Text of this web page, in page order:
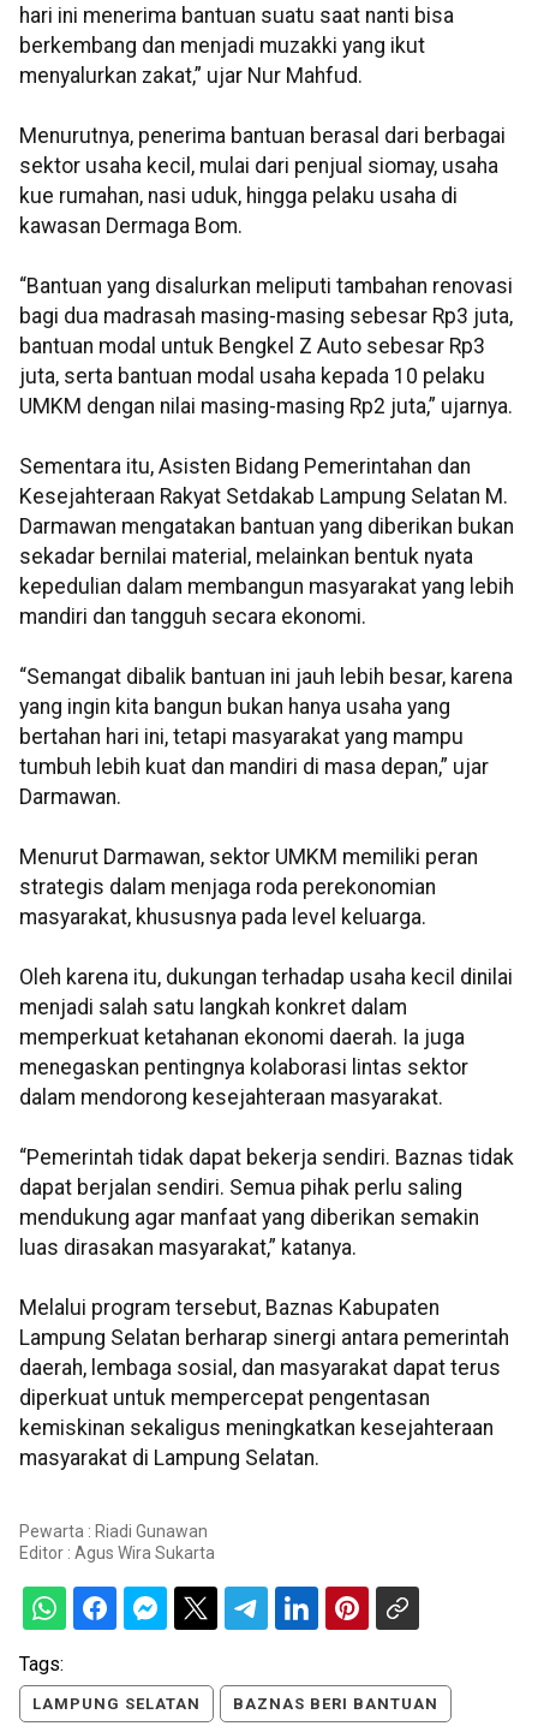
hari ini menerima bantuan suatu saat nanti bisa
berkembang dan menjadi muzakki yang ikut
menyalurkan zakat,” ujar Nur Mahfud.
Menurutnya, penerima bantuan berasal dari berbagai
sektor usaha kecil, mulai dari penjual siomay, usaha
kue rumahan, nasi uduk, hingga pelaku usaha di
kawasan Dermaga Bom.
“Bantuan yang disalurkan meliputi tambahan renovasi
bagi dua madrasah masing-masing sebesar Rp3 juta,
bantuan modal untuk Bengkel Z Auto sebesar Rp3
juta, serta bantuan modal usaha kepada 10 pelaku
UMKM dengan nilai masing-masing Rp2 juta,” ujarnya.
Sementara itu, Asisten Bidang Pemerintahan dan
Kesejahteraan Rakyat Setdakab Lampung Selatan M.
Darmawan mengatakan bantuan yang diberikan bukan
sekadar bernilai material, melainkan bentuk nyata
kepedulian dalam membangun masyarakat yang lebih
mandiri dan tangguh secara ekonomi.
“Semangat dibalik bantuan ini jauh lebih besar, karena
yang ingin kita bangun bukan hanya usaha yang
bertahan hari ini, tetapi masyarakat yang mampu
tumbuh lebih kuat dan mandiri di masa depan,” ujar
Darmawan.
Menurut Darmawan, sektor UMKM memiliki peran
strategis dalam menjaga roda perekonomian
masyarakat, khususnya pada level keluarga.
Oleh karena itu, dukungan terhadap usaha kecil dinilai
menjadi salah satu langkah konkret dalam
memperkuat ketahanan ekonomi daerah. Ia juga
menegaskan pentingnya kolaborasi lintas sektor
dalam mendorong kesejahteraan masyarakat.
“Pemerintah tidak dapat bekerja sendiri. Baznas tidak
dapat berjalan sendiri. Semua pihak perlu saling
mendukung agar manfaat yang diberikan semakin
luas dirasakan masyarakat,” katanya.
Melalui program tersebut, Baznas Kabupaten
Lampung Selatan berharap sinergi antara pemerintah
daerah, lembaga sosial, dan masyarakat dapat terus
diperkuat untuk mempercepat pengentasan
kemiskinan sekaligus meningkatkan kesejahteraan
masyarakat di Lampung Selatan.
Pewarta : Riadi Gunawan
Editor : Agus Wira Sukarta
Tags:
LAMPUNG SELATAN BAZNAS BERI BANTUAN